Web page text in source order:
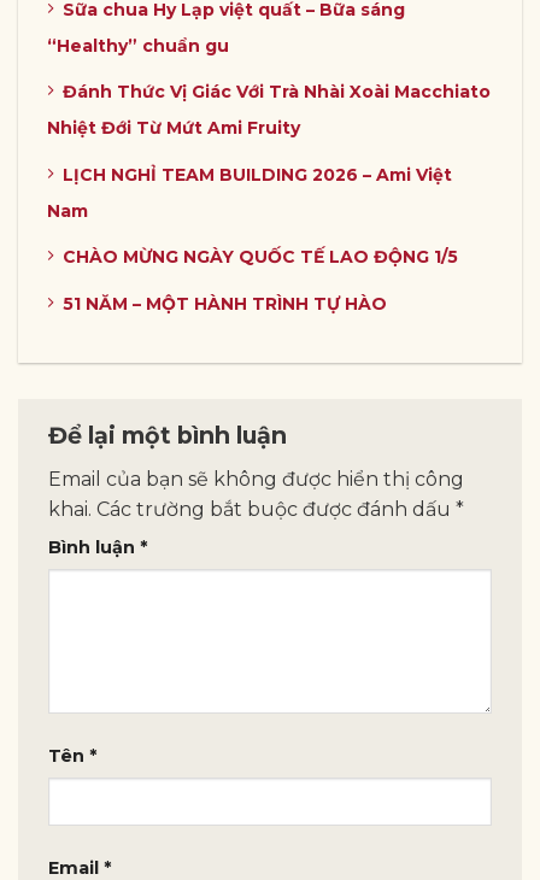
Sữa chua Hy Lạp việt quất – Bữa sáng
“Healthy” chuẩn gu
Đánh Thức Vị Giác Với Trà Nhài Xoài Macchiato
Nhiệt Đới Từ Mứt Ami Fruity
LỊCH NGHỈ TEAM BUILDING 2026 – Ami Việt
Nam
CHÀO MỪNG NGÀY QUỐC TẾ LAO ĐỘNG 1/5
51 NĂM – MỘT HÀNH TRÌNH TỰ HÀO
Để lại một bình luận
Email của bạn sẽ không được hiển thị công
khai. Các trường bắt buộc được đánh dấu *
Bình luận *
Tên *
Email *